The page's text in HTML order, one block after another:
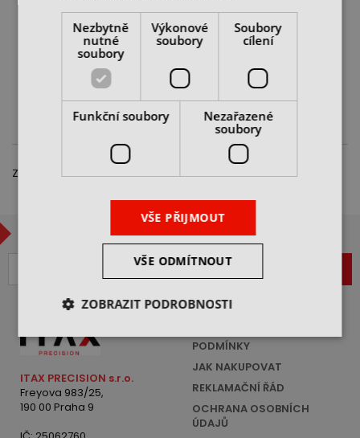
Výukové CNC frézovací
centrum EMCO Concept
skladem u dodavatele
cena na dotaz
Zobrazeno 1 – 3 z 3 položek
CHCETE BÝT V OBRAZE?
ITAX PRECISION s.r.o.
Freyova 983/25,
190 00 Praha 9
PODMÍNKY
JAK NAKUPOVAT
REKLAMAČNÍ ŘÁD
OCHRANA OSOBNÍCH
ÚDAJŮ
Nezbytně
nutné
soubory
Výkonové
soubory
Soubory
cílení
Funkční soubory
Nezařazené
soubory
VŠE PŘIJMOUT
VŠE ODMÍTNOUT
ZOBRAZIT PODROBNOSTI